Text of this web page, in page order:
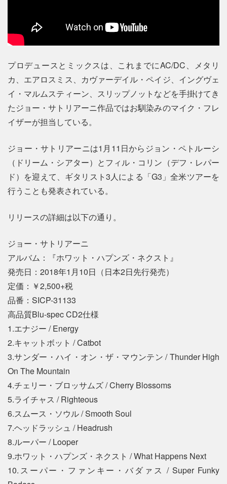
プロデュースとミックスは、これまでにAC/DC、メタリ
カ、エアロスミス、カヴァーデイル・ペイジ、イングヴェ
イ・マルムスティーン、スリップノットなどを手掛けてき
たジョー・サトリアーニ作品ではお馴染みのマイク・フレ
イザーが担当している。
ジョー・サトリアーニは1月11日からジョン・ペトルーシ
（ドリーム・シアター）とフィル・コリン（デフ・レパー
ド）を迎えて、ギタリスト3人による「G3」全米ツアーを
行うことも発表されている。
リリースの詳細は以下の通り。
ジョー・サトリアーニ
アルバム：『ホワット・ハプンズ・ネクスト』
発売日：2018年1月10日（日本2日先行発売）
定価：￥2,500+税
品番：SICP-31133
高品質Blu-spec CD2仕様
1.エナジー / Energy
2.キャットボット / Catbot
3.サンダー・ハイ・オン・ザ・マウンテン / Thunder High
On The Mountain
4.チェリー・ブロッサムズ / Cherry Blossoms
5.ライチャス / Righteous
6.スムース・ソウル / Smooth Soul
7.ヘッドラッシュ / Headrush
8.ルーパー / Looper
9.ホワット・ハプンズ・ネクスト / What Happens Next
10.スーパー・ファンキー・バダァス / Super Funky